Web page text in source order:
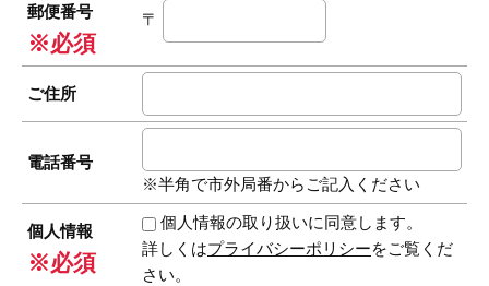
郵便番号
※必須
〒
ご住所
電話番号
※半角で市外局番からご記入ください
個人情報
※必須
個人情報の取り扱いに同意します。
詳しくはプライバシーポリシーをご覧くだ
さい。